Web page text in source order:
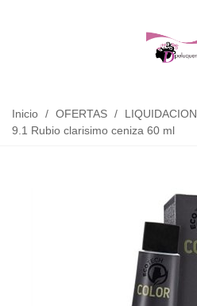
Inicio / OFERTAS / LIQUIDACION
9.1 Rubio clarisimo ceniza 60 ml